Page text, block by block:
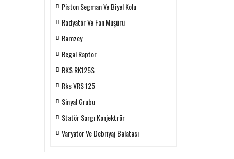
Piston Segman Ve Biyel Kolu
Radyatör Ve Fan Müşürü
Ramzey
Regal Raptor
RKS RK125S
Rks VRS 125
Sinyal Grubu
Statör Sargı Konjektrör
Varyatör Ve Debriyaj Balatası